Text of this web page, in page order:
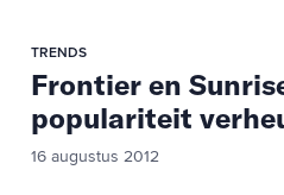
TRENDS
Frontier en
populariteit
16 augustus 2012